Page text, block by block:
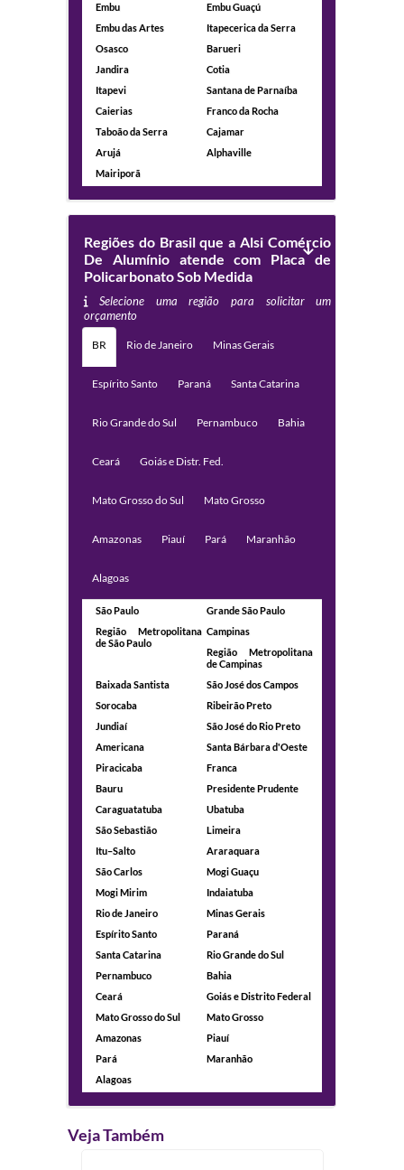
Embu
Embu Guaçú
Embu das Artes
Itapecerica da Serra
Osasco
Barueri
Jandira
Cotia
Itapevi
Santana de Parnaíba
Caierias
Franco da Rocha
Taboão da Serra
Cajamar
Arujá
Alphaville
Mairiporã
Regiões do Brasil que a Alsi Comércio
De Alumínio atende com Placa de
Policarbonato Sob Medida
Selecione uma região para solicitar um
orçamento
BR Rio de Janeiro Minas Gerais
Espírito Santo Paraná Santa Catarina
Rio Grande do Sul Pernambuco Bahia
Ceará Goiás e Distr. Fed.
Mato Grosso do Sul Mato Grosso
Amazonas Piauí Pará Maranhão
Alagoas
São Paulo
Grande São Paulo
Região Metropolitana
de São Paulo
Campinas
Região Metropolitana
de Campinas
Baixada Santista
São José dos Campos
Sorocaba
Ribeirão Preto
Jundiaí
São José do Rio Preto
Americana
Santa Bárbara d'Oeste
Piracicaba
Franca
Bauru
Presidente Prudente
Caraguatatuba
Ubatuba
São Sebastião
Limeira
Itu–Salto
Araraquara
São Carlos
Mogi Guaçu
Mogi Mirim
Indaiatuba
Rio de Janeiro
Minas Gerais
Espírito Santo
Paraná
Santa Catarina
Rio Grande do Sul
Pernambuco
Bahia
Ceará
Goiás e Distrito Federal
Mato Grosso do Sul
Mato Grosso
Amazonas
Piauí
Pará
Maranhão
Alagoas
Veja Também